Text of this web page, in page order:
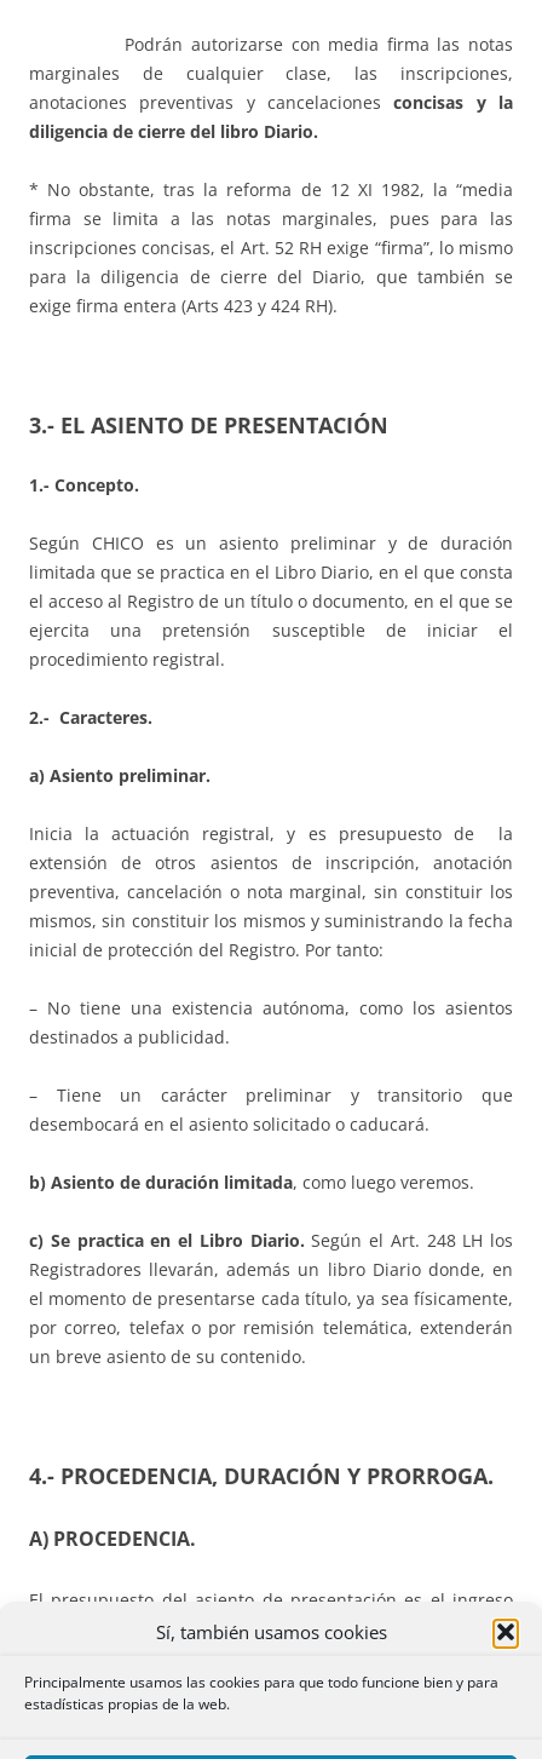
Sí, también usamos cookies
Principalmente usamos las cookies para que todo funcione bien y para
estadísticas propias de la web.
Podrán autorizarse con media firma las notas
marginales de cualquier clase, las inscripciones,
anotaciones preventivas y cancelaciones concisas y la
diligencia de cierre del libro Diario.
* No obstante, tras la reforma de 12 XI 1982, la “media
firma se limita a las notas marginales, pues para las
inscripciones concisas, el Art. 52 RH exige “firma”, lo mismo
para la diligencia de cierre del Diario, que también se
exige firma entera (Arts 423 y 424 RH).
3.- EL ASIENTO DE PRESENTACIÓN
1.- Concepto.
Según CHICO es un asiento preliminar y de duración
limitada que se practica en el Libro Diario, en el que consta
el acceso al Registro de un título o documento, en el que se
ejercita una pretensión susceptible de iniciar el
procedimiento registral.
2.- Caracteres.
a) Asiento preliminar.
Inicia la actuación registral, y es presupuesto de la
extensión de otros asientos de inscripción, anotación
preventiva, cancelación o nota marginal, sin constituir los
mismos, sin constituir los mismos y suministrando la fecha
inicial de protección del Registro. Por tanto:
– No tiene una existencia autónoma, como los asientos
destinados a publicidad.
– Tiene un carácter preliminar y transitorio que
desembocará en el asiento solicitado o caducará.
b) Asiento de duración limitada, como luego veremos.
c) Se practica en el Libro Diario.Según el Art. 248 LH los
Registradores llevarán, además un libro Diario donde, en
el momento de presentarse cada título, ya sea físicamente,
por correo, telefax o por remisión telemática, extenderán
un breve asiento de su contenido.
4.- PROCEDENCIA, DURACIÓN Y PRORROGA.
A) PROCEDENCIA.
El presupuesto del asiento de presentación es el ingreso
en la oficina del registro de un título que pueda producir
nota marginal.